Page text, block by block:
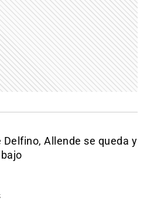
Delfino, Allende se queda y